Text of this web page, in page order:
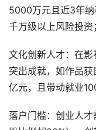
5000万元且近3年
千万级以上风险投资
文化创新人才：在
突出成就，如作品
亿元，且带动就业
落户门槛：创业人